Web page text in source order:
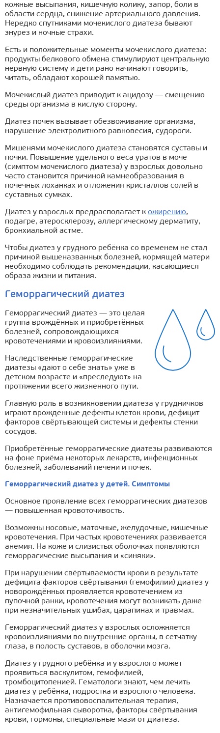
кожные высыпания, кишечную колику, запор, боли в
области сердца, снижение артериального давления.
Нередко спутниками мочекислого диатеза бывают
энурез и ночные страхи.
Есть и положительные моменты мочекислого диатеза:
продукты белкового обмена стимулируют центральную
нервную систему и дети рано начинают говорить,
читать, обладают хорошей памятью.
Мочекислый диатез приводит к ацидозу — смещению
среды организма в кислую сторону.
Диатез почек вызывает обезвоживание организма,
нарушение электролитного равновесия, судороги.
Мишенями мочекислого диатеза становятся суставы и
почки. Повышение удельного веса уратов в моче
(симптом мочекислого диатеза) у взрослых довольно
часто становится причиной камнеобразования в
почечных лоханках и отложения кристаллов солей в
суставных сумках.
Диатез у взрослых предрасполагает к ожирению,
подагре, атеросклерозу, аллергическому дерматиту,
бронхиальной астме.
Чтобы диатез у грудного ребёнка со временем не стал
причиной вышеназванных болезней, кормящей матери
необходимо соблюдать рекомендации, касающиеся
образа жизни и питания.
Геморрагический диатез
Геморрагический диатез — это целая
группа врождённых и приобретённых
болезней, сопровождающихся
кровотечениями и кровоизлияниями.
Наследственные геморрагические
диатезы «дают о себе знать» уже в
детском возрасте и «преследуют» на
протяжении всего жизненного пути.
Главную роль в возникновении диатеза у грудничков
играют врождённые дефекты клеток крови, дефицит
факторов свёртывающей системы и дефекты стенки
сосудов.
Приобретённые геморрагические диатезы развиваются
на фоне приёма некоторых лекарств, инфекционных
болезней, заболеваний печени и почек.
Геморрагический диатез у детей. Симптомы
Основное проявление всех геморрагических диатезов
— повышенная кровоточивость.
Возможны носовые, маточные, желудочные, кишечные
кровотечения. При частых кровотечениях развивается
анемия. На коже и слизистых оболочках появляются
геморрагические высыпания и «синяки».
При нарушении свёртываемости крови в результате
дефицита факторов свёртывания (гемофилии) диатез у
новорождённых проявляется кровотечением из
пупочной ранки, кровотечения могут возникать даже
при незначительных ушибах, царапинах и травмах.
Геморрагический диатез у взрослых осложняется
кровоизлияниями во внутренние органы, в сетчатку
глаза, в полость суставов, в оболочки мозга.
Диатез у грудного ребёнка и у взрослого может
проявиться васкулитом, гемофилией,
тромбоцитопенией. Гематологи знают, чем лечить
диатез у ребёнка, подростка и взрослого человека.
Назначается противовоспалительная терапия,
антигемофильная сыворотка, факторы свёртывания
крови, гормоны, специальные мази от диатеза.